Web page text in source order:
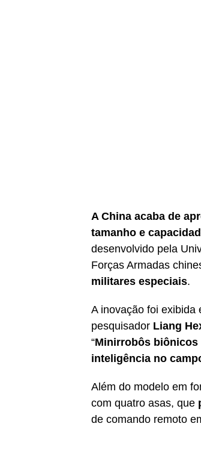
A China acaba de
tamanho e
desenvolvido pela
Forças Armadas
militares especiais.
A inovação foi exibida
pesquisador Liang
“Minirrobôs biônicos
inteligência no
Além do modelo em
com quatro asas, que
de comando remoto